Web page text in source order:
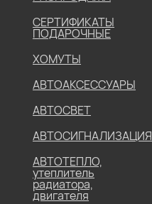
СЕРТИФИКАТЫ
ПОДАРОЧНЫЕ
ХОМУТЫ
АВТОАКСЕССУАРЫ
АВТОСВЕТ
АВТОСИГНАЛИЗАЦИЯ
АВТОТЕПЛО,
утеплитель
радиатора,
двигателя